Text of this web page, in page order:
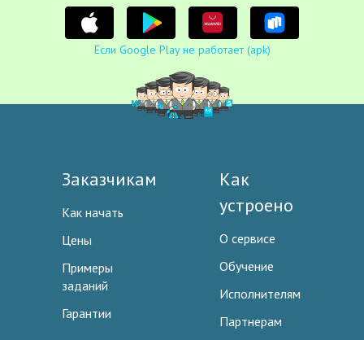
Если Google Play не работает (apk)
Заказчикам
Как начать
Цены
Примеры
заданий
Гарантии
Как
устроено
О сервисе
Обучение
Исполнителям
Партнерам